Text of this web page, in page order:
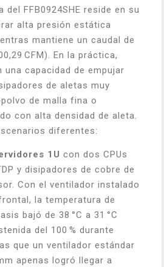
del FFB0924SHE reside en su
alta presión estática
mantiene un caudal de
CFM). En la práctica,
capacidad de empujar
de aletas muy
de malla fina o
con alta densidad de aleta.
diferentes:
1U con dos CPUs
y disipadores de cobre de
Con el ventilador instalado
la temperatura de
bajó de 38 °C a 31 °C
del 100 % durante
que un ventilador estándar
apenas logró llegar a